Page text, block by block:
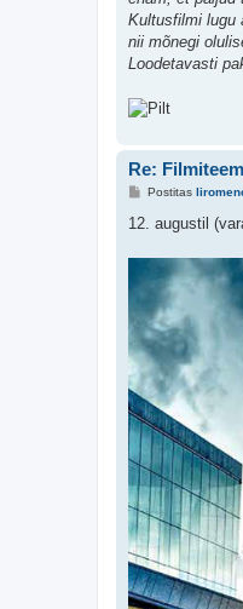
Kultusfilmi lugu
nii mõnegi
Loodetavasti
Re:
P
s
Postitas
12. augustil